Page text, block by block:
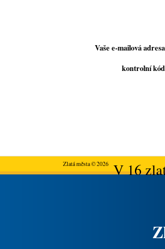
Vaše e-mailová
kontrolní
Zlatá města © 2026V 16